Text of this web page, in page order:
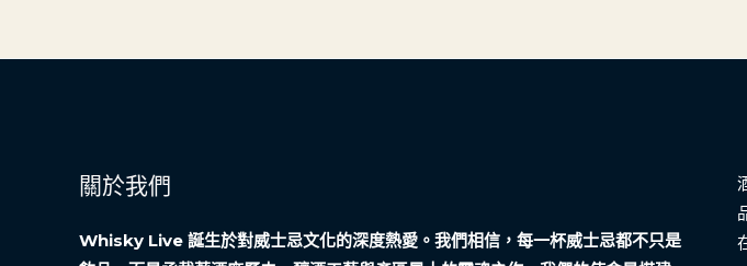
關於我們
Whisky Live 誕生於對威士忌文化的深度熱愛。我們相信，每一杯威士忌都不只是